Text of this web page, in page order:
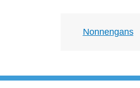
Nonnengans